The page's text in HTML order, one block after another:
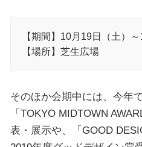
【期間】10月19日（土）
【場所】芝生広場
そのほか会期中には、今年
「TOKYO MIDTOWN
表・展示や、「GOOD